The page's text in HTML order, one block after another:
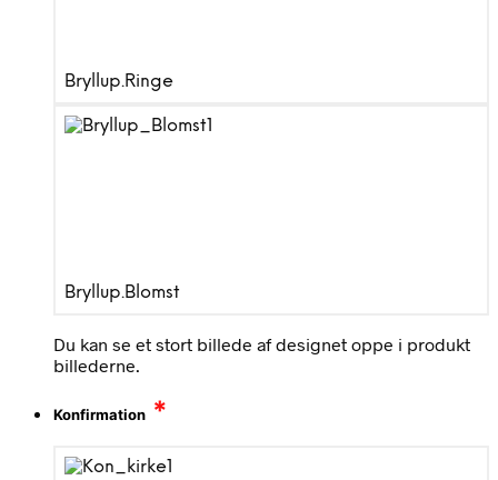
Bryllup.Ringe
Bryllup.Blomst
Du kan se et stort billede af designet oppe i produkt
billederne.
Konfirmation *